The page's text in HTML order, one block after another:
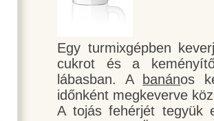
Egy turmixgépben
cukrot és a
lábasban. A
banános
időnként megkeverve
A tojás fehérjét tegyük